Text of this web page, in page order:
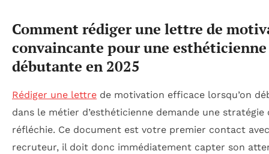
Comment rédiger une lettre de
convaincante pour une esthéticienne
débutante en 2025
Rédiger une lettre de motivation efficace lorsqu’on
dans le métier d’esthéticienne demande une stratégie
réfléchie. Ce document est votre premier contact
recruteur, il doit donc immédiatement capter son